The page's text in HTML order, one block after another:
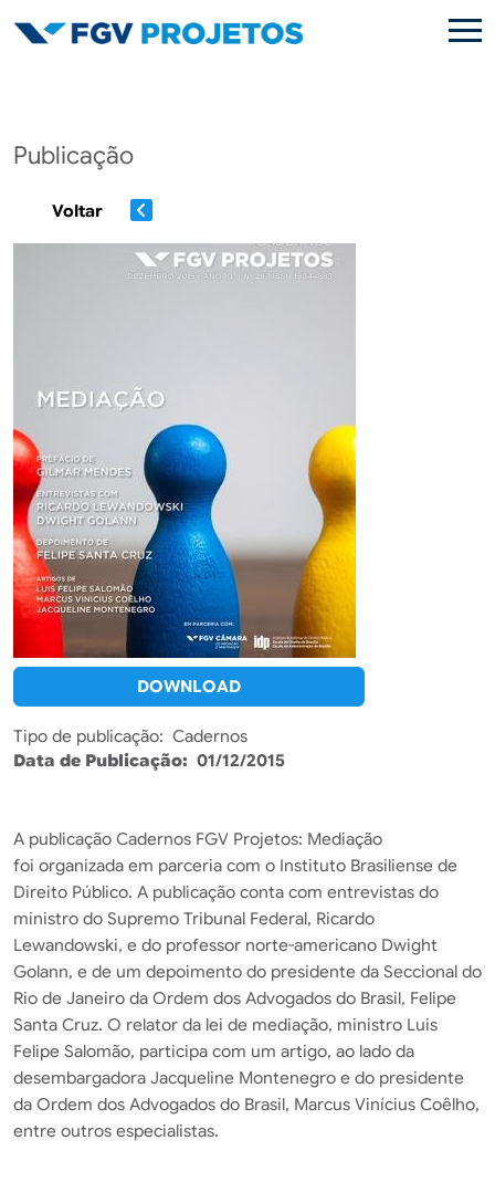
Publicação
Voltar
DOWNLOAD
Tipo de publicação
Cadernos
Data de Publicação
01/12/2015
A publicação Cadernos FGV Projetos: Mediação
foi organizada em parceria com o Instituto Brasiliense de
Direito Público. A publicação conta com entrevistas do
ministro do Supremo Tribunal Federal, Ricardo
Lewandowski, e do professor norte-americano Dwight
Golann, e de um depoimento do presidente da Seccional do
Rio de Janeiro da Ordem dos Advogados do Brasil, Felipe
Santa Cruz. O relator da lei de mediação, ministro Luis
Felipe Salomão, participa com um artigo, ao lado da
desembargadora Jacqueline Montenegro e do presidente
da Ordem dos Advogados do Brasil, Marcus Vinícius Coêlho,
entre outros especialistas.